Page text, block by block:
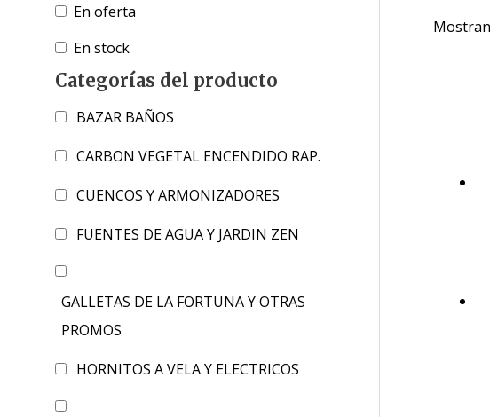
En oferta
En stock
Categorías del producto
BAZAR BAÑOS
CARBON VEGETAL ENCENDIDO RAP.
CUENCOS Y ARMONIZADORES
FUENTES DE AGUA Y JARDIN ZEN
GALLETAS DE LA FORTUNA Y OTRAS
PROMOS
HORNITOS A VELA Y ELECTRICOS